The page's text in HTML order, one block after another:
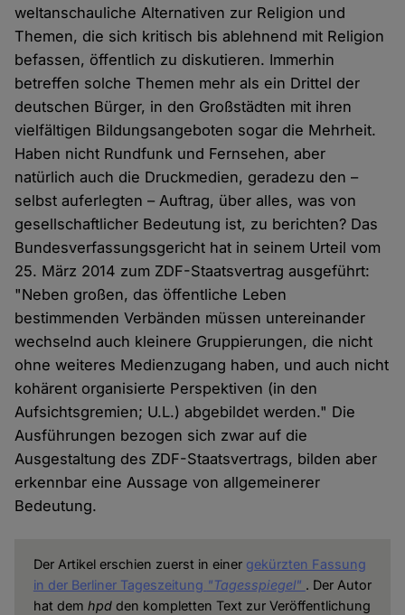
weltanschauliche Alternativen zur Religion und
Themen, die sich kritisch bis ablehnend mit Religion
befassen, öffentlich zu diskutieren. Immerhin
betreffen solche Themen mehr als ein Drittel der
deutschen Bürger, in den Großstädten mit ihren
vielfältigen Bildungsangeboten sogar die Mehrheit.
Haben nicht Rundfunk und Fernsehen, aber
natürlich auch die Druckmedien, geradezu den –
selbst auferlegten – Auftrag, über alles, was von
gesellschaftlicher Bedeutung ist, zu berichten? Das
Bundesverfassungsgericht hat in seinem Urteil vom
25. März 2014 zum ZDF-Staatsvertrag ausgeführt:
"Neben großen, das öffentliche Leben
bestimmenden Verbänden müssen untereinander
wechselnd auch kleinere Gruppierungen, die nicht
ohne weiteres Medienzugang haben, und auch nicht
kohärent organisierte Perspektiven (in den
Aufsichtsgremien; U.L.) abgebildet werden." Die
Ausführungen bezogen sich zwar auf die
Ausgestaltung des ZDF-Staatsvertrags, bilden aber
erkennbar eine Aussage von allgemeinerer
Bedeutung.
Der Artikel erschien zuerst in einer gekürzten Fassung
in der Berliner Tageszeitung "Tagesspiegel" . Der Autor
hat dem hpdden kompletten Text zur Veröffentlichung